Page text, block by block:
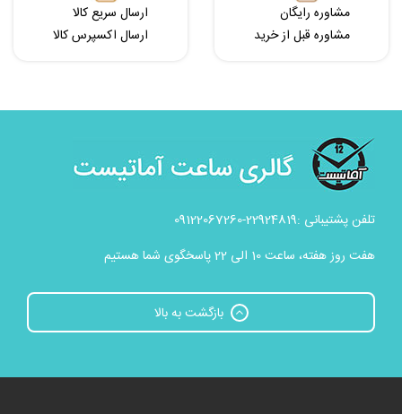
مشاوره رایگان
مشاوره قبل از خرید
ارسال سریع کالا
ارسال اکسپرس کالا
تلفن پشتیبانی :22924819-09122067260
هفت روز هفته، ساعت 10 الی 22 پاسخگوی شما هستیم
بازگشت به بالا